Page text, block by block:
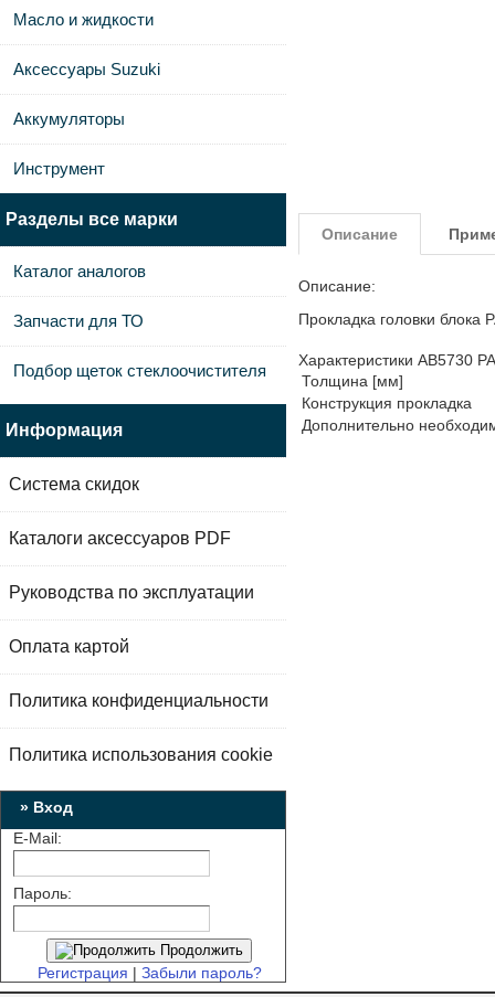
Описание
Описание:
Прокладка головки блока
Характеристики AB5730
Толщина [мм]
Конструкция прокладка
Дополнительно
Масло и жидкости
Аксессуары Suzuki
Аккумуляторы
Инструмент
Разделы все марки
Каталог аналогов
Запчасти для ТО
Подбор щеток стеклоочистителя
Информация
Система скидок
Каталоги аксессуаров PDF
Руководства по эксплуатации
Оплата картой
Политика конфиденциальности
Политика использования cookie
» Вход
E-Mail:
Пароль:
Продолжить
Регистрация | Забыли пароль?